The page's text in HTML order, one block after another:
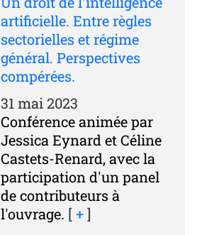
artificielle. Entre règles
sectorielles et régime
général. Perspectives
compérées.
31 mai 2023
Conférence animée par
Jessica Eynard et Céline
Castets-Renard, avec la
participation d'un panel
de contributeurs à
l'ouvrage. [+]